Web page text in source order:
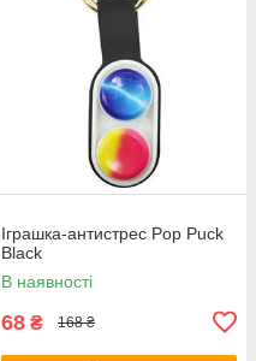
Іграшка-антистрес Pop Puck
Black
В наявності
68 ₴ 168 ₴